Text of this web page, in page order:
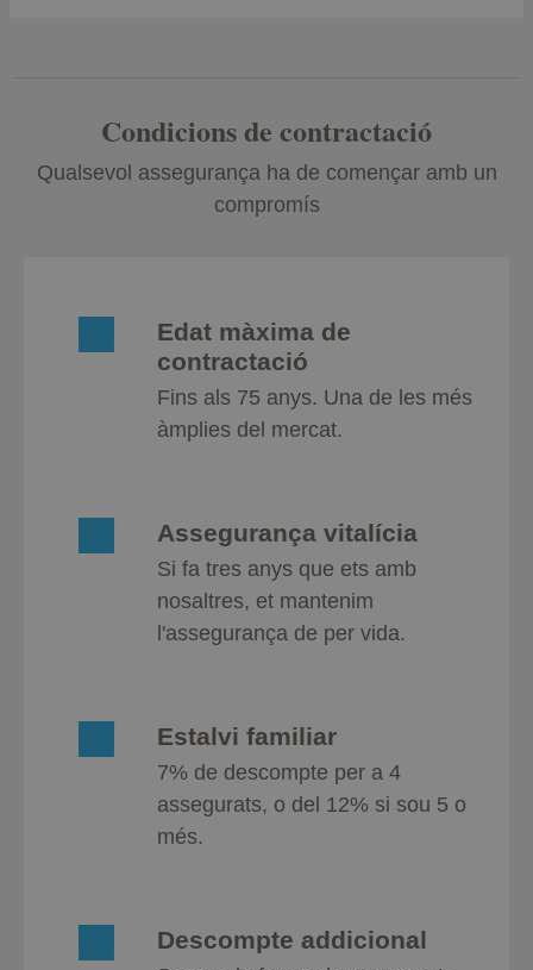
Condicions de contractació
Qualsevol assegurança ha de començar amb un
compromís
Edat màxima de
contractació
Fins als 75 anys. Una de les més
àmplies del mercat.
Assegurança vitalícia
Si fa tres anys que ets amb
nosaltres, et mantenim
l'assegurança de per vida.
Estalvi familiar
7% de descompte per a 4
assegurats, o del 12% si sou 5 o
més.
Descompte addicional